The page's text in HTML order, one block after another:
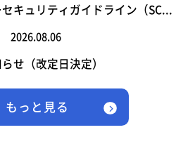
セキュリティガイドライン（SC...
2026.08.06
せ（改定日決定）
もっと見る